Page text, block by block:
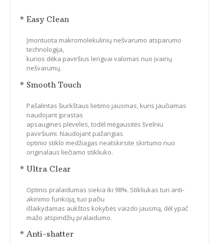
* Easy Clean
Įmontuota makromolekulinių nešvarumo atsparumo
technologija,
kurios dėka paviršius lengvai valomas nuo įvairių
nešvarumų.
* Smooth Touch
Pašalintas šiurkštaus lietimo jausmas, kuris jaučiamas
naudojant įprastas
apsaugines plėveles, todėl mėgausitės švelniu
paviršiumi. Naudojant pažangias
optinio stiklo medžiagas neatskirsite skirtumo nuo
originalaus liečiamo stikliuko.
* Ultra Clear
Optinis pralaidumas siekia iki 98%. Stikliukas turi anti-
akinimo funkciją, tuo pačiu
išlaikydamas aukštos kokybės vaizdo jausmą, dėl ypač
mažo atspindžių pralaidumo.
* Anti-shatter